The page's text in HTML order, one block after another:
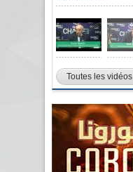
Toutes les vidéos